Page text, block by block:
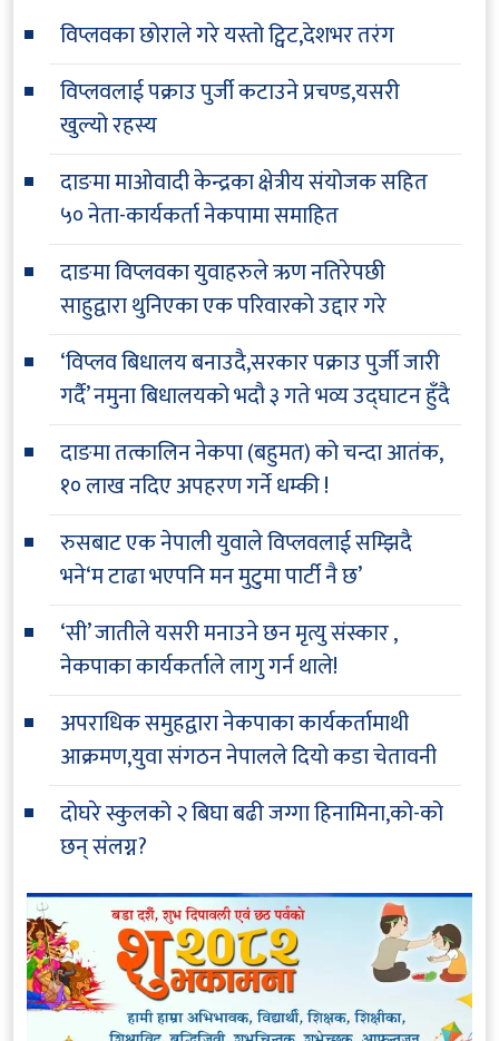
विप्लवका छोराले गरे यस्तो ट्विट,देशभर तरंग
विप्लवलाई पक्राउ पुर्जी कटाउने प्रचण्ड,यसरी
खुल्यो रहस्य
दाङमा माओवादी केन्द्रका क्षेत्रीय संयोजक सहित
५० नेता-कार्यकर्ता नेकपामा समाहित
दाङमा विप्लवका युवाहरुले ऋण नतिरेपछी
साहुद्वारा थुनिएका एक परिवारको उद्दार गरे
‘विप्लव बिधालय बनाउदै,सरकार पक्राउ पुर्जी जारी
गर्दै’ नमुना बिधालयको भदौ ३ गते भव्य उद्घाटन हुँदै
दाङमा तत्कालिन नेकपा (बहुमत) को चन्दा आतंक,
१० लाख नदिए अपहरण गर्ने धम्की !
रुसबाट एक नेपाली युवाले विप्लवलाई सम्झिदै
भने‘म टाढा भएपनि मन मुटुमा पार्टी नै छ’
‘सी’ जातीले यसरी मनाउने छन मृत्यु संस्कार ,
नेकपाका कार्यकर्ताले लागु गर्न थाले!
अपराधिक समुहद्वारा नेकपाका कार्यकर्तामाथी
आक्रमण,युवा संगठन नेपालले दियो कडा चेतावनी
दोघरे स्कुलको २ बिघा बढी जग्गा हिनामिना,को-को
छन् संलग्न?